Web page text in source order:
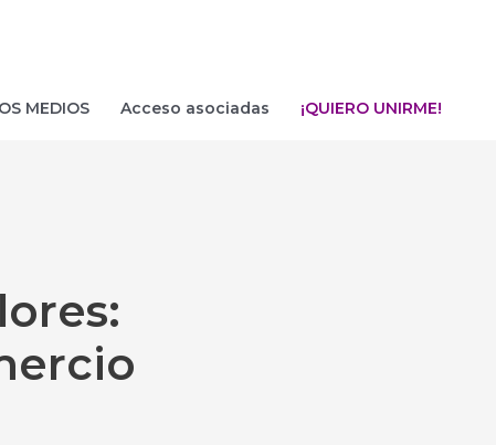
MEDIOS Acceso asociadas ¡QUIERO UNIRME!